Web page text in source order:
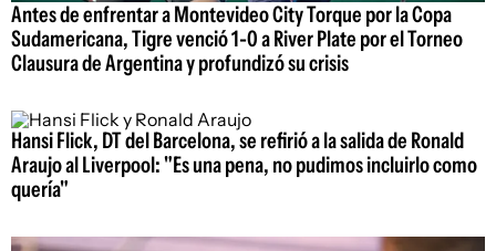
Antes de enfrentar a Montevideo City Torque por la Copa
Sudamericana, Tigre venció 1-0 a River Plate por el Torneo
Clausura de Argentina y profundizó su crisis
Hansi Flick, DT del Barcelona, se refirió a la salida de Ronald
Araujo al Liverpool: "Es una pena, no pudimos incluirlo como
quería"